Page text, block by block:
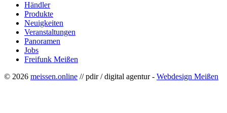
Händler
Produkte
Neuigkeiten
Veranstaltungen
Panoramen
Jobs
Freifunk Meißen
© 2026 meissen.online // pdir / digital agentur - Webdesign Meißen